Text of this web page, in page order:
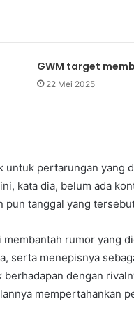
GWM target
22 Mei 2025
pertarungan yang
kata dia, belum ada
pun tanggal yang
rumor yang
serta menepisnya
dengan
mempertahankan